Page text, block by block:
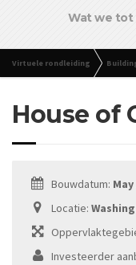
Wat we tot
Virtuele rondleiding
House of
Bouwdatum: May
Locatie:
Investeerder